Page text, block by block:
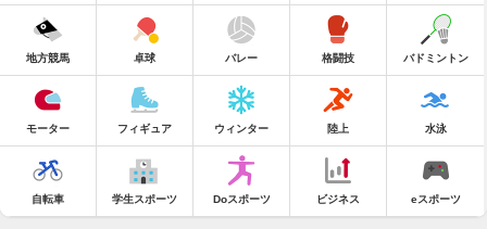
地方競馬 卓球 バレー 格闘技 バドミントン
モーター フィギュア ウィンター 陸上 水泳
自転車 学生スポーツ Doスポーツ ビジネス eスポーツ